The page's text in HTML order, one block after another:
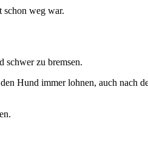
schon weg war.
schwer zu bremsen.
Hund immer lohnen, auch nach